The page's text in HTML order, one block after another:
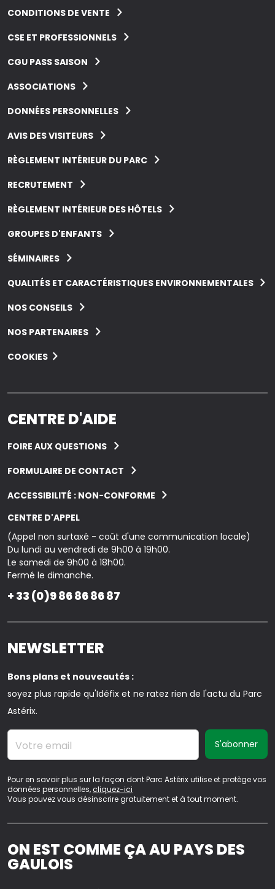
CONDITIONS DE VENTE
CSE ET PROFESSIONNELS
CGU PASS SAISON
ASSOCIATIONS
DONNÉES PERSONNELLES
AVIS DES VISITEURS
RÈGLEMENT INTÉRIEUR DU PARC
RECRUTEMENT
RÈGLEMENT INTÉRIEUR DES HÔTELS
GROUPES D'ENFANTS
SÉMINAIRES
QUALITÉS ET CARACTÉRISTIQUES ENVIRONNEMENTALES
NOS CONSEILS
NOS PARTENAIRES
COOKIES
CENTRE D'AIDE
FOIRE AUX QUESTIONS
FORMULAIRE DE CONTACT
ACCESSIBILITÉ : NON-CONFORME
CENTRE D'APPEL
(Appel non surtaxé - coût d'une communication locale)
Du lundi au vendredi de 9h00 à 19h00.
Le samedi de 9h00 à 18h00.
Fermé le dimanche.
+ 33 (0)9 86 86 86 87
ON EST COMME ÇA AU PAYS DES
GAULOIS
NEWSLETTER
Bons plans et nouveautés :
soyez plus rapide qu'Idéfix et ne ratez rien de l'actu du Parc
Astérix.
Votre email
Pour en savoir plus sur la façon dont Parc Astérix utilise et protège vos
données personnelles,cliquez-ici
Vous pouvez vous désinscrire gratuitement et à tout moment.